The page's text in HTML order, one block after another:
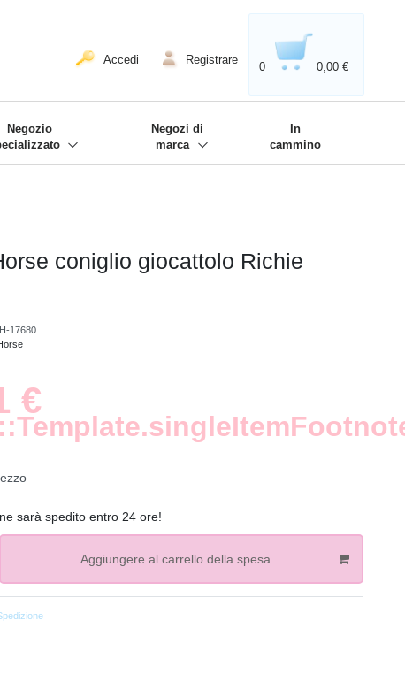
Accedi Registrare
0 0,00 €
Negozio
Negozi di
marca
In
cammino
coniglio giocattolo Richie
17680
€
sarà spedito entro 24 ore!
Aggiungere al carrello della spesa